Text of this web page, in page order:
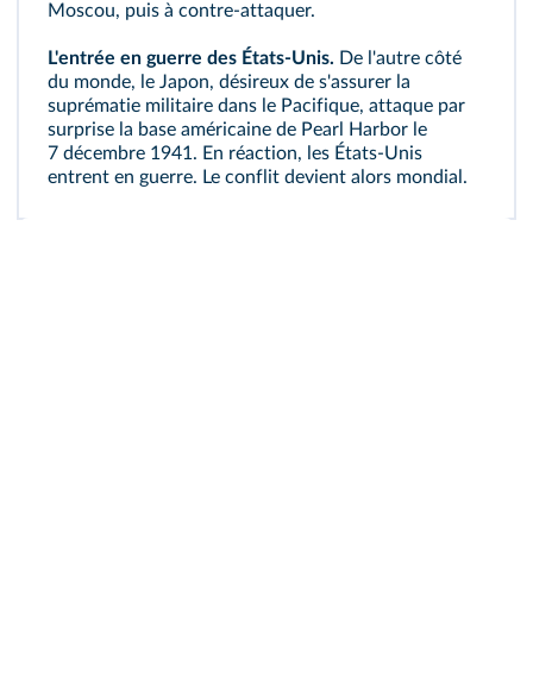
Moscou, puis à contre-attaquer.
L'entrée en guerre des États-Unis. De l'autre côté
du monde, le Japon, désireux de s'assurer la
suprématie militaire dans le Pacifique, attaque par
surprise la base américaine de Pearl Harbor le
7 décembre 1941. En réaction, les États-Unis
entrent en guerre. Le conflit devient alors mondial.